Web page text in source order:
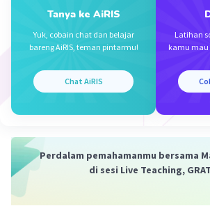
Tanya ke AiRIS
Yuk, cobain chat dan belajar
bareng AiRIS, teman pintarmu!
Chat AiRIS
Latihan
kamu mau
Perdalam pemahamanmu bersama
di sesi Live Teaching,